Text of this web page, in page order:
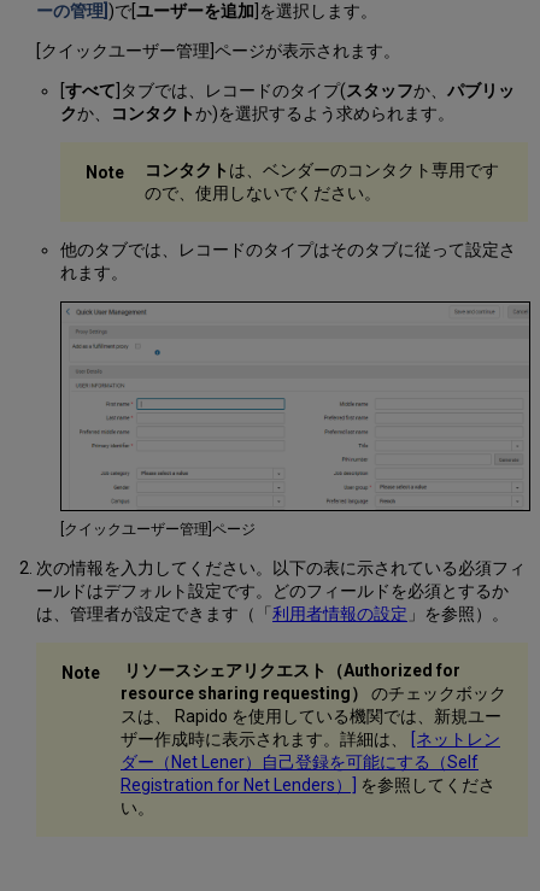
ーの管理] )で[ ユーザーを追加 ]を選択します。
[クイックユーザー管理]ページが表示されます。
すべて ]タブでは、レコードのタイプ(スタッフか、 パブリッ
クか、 コンタクトか)を選択するよう求められます。
コンタクト は、ベンダーのコンタクト専用です
ので、使用しないでください。
他のタブでは、レコードのタイプはそのタブに従って設定さ
れます。
[クイックユーザー管理]ページ
次の情報を入力してください。以下の表に示されている必須フィ
ールドはデフォルト設定です。どのフィールドを必須とするか
は、管理者が設定できます（「 利用者情報の設定 」を参照）。
リソースシェアリクエスト（Authorized for
resource sharing requesting）
のチェックボック
スは、 Rapido を使用している機関では、新規ユー
ザー作成時に表示されます。詳細は、
[ネットレン
ダー（Net Lener）自己登録を可能にする（Self
Registration for Net Lenders）]
を参照してくださ
い。